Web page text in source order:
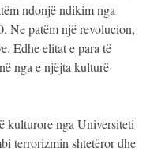
ndonjë ndikim nga
Ne patëm një revolucion,
Edhe elitat e para të
nga e njëjta kulturë
kulturore nga Universiteti
terrorizmin shtetëror dhe